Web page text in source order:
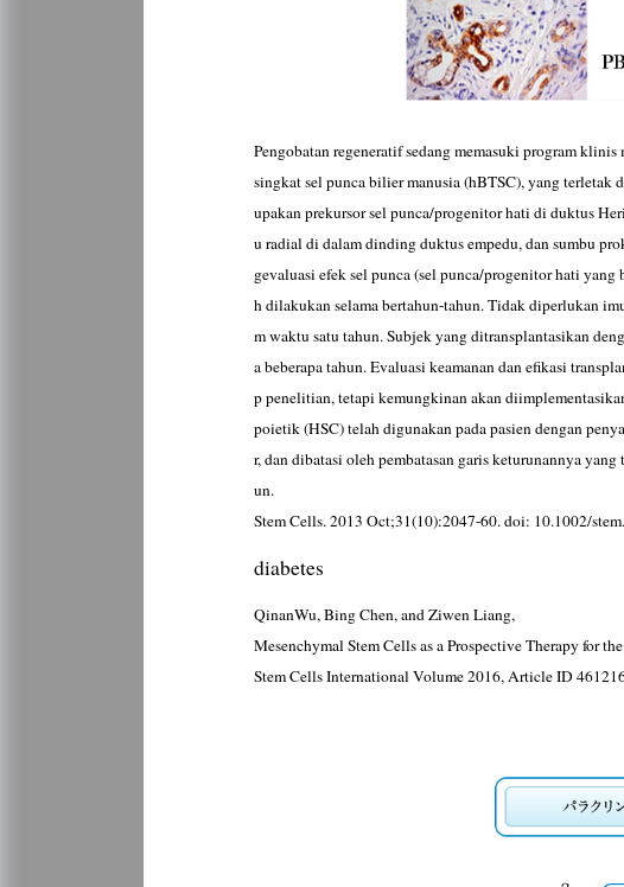
Pengobatan regeneratif sedang memasuki program
singkat sel punca bilier manusia (hBTSC), yang terletak
upakan prekursor sel punca/progenitor hati di duktus
u radial di dalam dinding duktus empedu, dan sumbu
gevaluasi efek sel punca (sel punca/progenitor hati
h dilakukan selama bertahun-tahun. Tidak diperlukan
m waktu satu tahun. Subjek yang ditransplantasikan
a beberapa tahun. Evaluasi keamanan dan efikasi
p penelitian, tetapi kemungkinan akan
poietik (HSC) telah digunakan pada pasien dengan
r, dan dibatasi oleh pembatasan garis keturunannya
un.
Stem Cells. 2013 Oct;31(10):2047-60. doi: 10.1002/
diabetes
QinanWu, Bing Chen, and Ziwen Liang,
Mesenchymal Stem Cells as a Prospective Therapy for
Stem Cells International Volume 2016, Article ID